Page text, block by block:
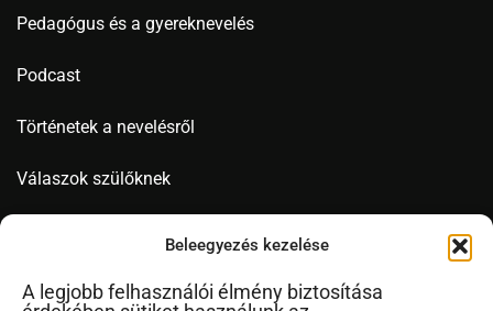
Beleegyezés kezelése
A legjobb felhasználói élmény biztosítása
Pedagógus és a gyereknevelés
Podcast
Történetek a nevelésről
Válaszok szülőknek